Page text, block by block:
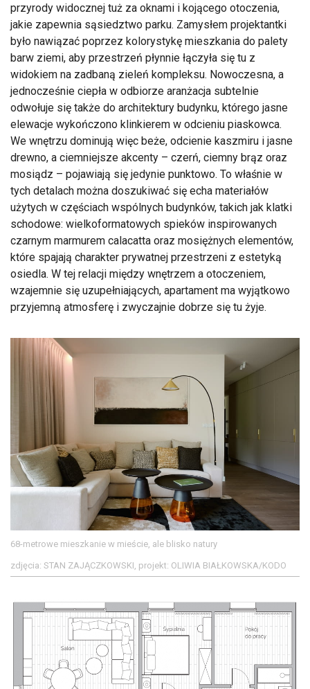
przyrody widocznej tuż za oknami i kojącego otoczenia,
jakie zapewnia sąsiedztwo parku. Zamysłem projektantki
było nawiązać poprzez kolorystykę mieszkania do palety
barw ziemi, aby przestrzeń płynnie łączyła się tu z
widokiem na zadbaną zieleń kompleksu. Nowoczesna, a
jednocześnie ciepła w odbiorze aranżacja subtelnie
odwołuje się także do architektury budynku, którego jasne
elewacje wykończono klinkierem w odcieniu piaskowca.
We wnętrzu dominują więc beże, odcienie kaszmiru i jasne
drewno, a ciemniejsze akcenty – czerń, ciemny brąz oraz
mosiądz – pojawiają się jedynie punktowo. To właśnie w
tych detalach można doszukiwać się echa materiałów
użytych w częściach wspólnych budynków, takich jak klatki
schodowe: wielkoformatowych spieków inspirowanych
czarnym marmurem calacatta oraz mosiężnych elementów,
które spajają charakter prywatnej przestrzeni z estetyką
osiedla. W tej relacji między wnętrzem a otoczeniem,
wzajemnie się uzupełniających, apartament ma wyjątkowo
przyjemną atmosferę i zwyczajnie dobrze się tu żyje.
68-metrowe mieszkanie w mieście, ale blisko natury
zdjęcia: STAN ZAJĄCZKOWSKI, projekt: OLIWIA BIAŁKOWSKA/KODO